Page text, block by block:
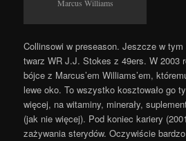
Marcus Williams
Collinsowi w preseason. Jeszcze w tym
twarz WR J.J. Stokes z 49ers. W 2003
bójce z Marcus’em Williams’em,
lewe oko. To wszystko kosztowało go
więcej, na witaminy, minerały,
(jak nie więcej). Pod koniec kariery
zażywania sterydów. Oczywiście